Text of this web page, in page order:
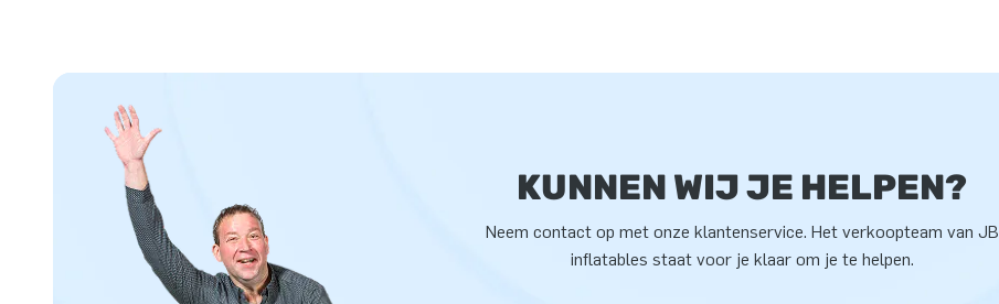
KUNNEN WIJ JE HELPEN?
Neem contact op met onze klantenservice. Het verkoopteam van JB
inflatables staat voor je klaar om je te helpen.